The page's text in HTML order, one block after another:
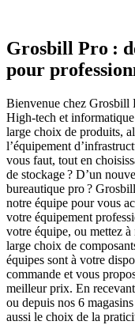
Grosbill Pro :
pour
Bienvenue chez Grosbill
High-tech et
large choix de produits,
l’équipement
vous faut, tout en
de stockage ? D’un
bureautique pro ?
notre équipe pour vous
votre équipement
votre équipe, ou mettez
large choix de
équipes sont à votre
commande et vous
meilleur prix. En
ou depuis nos 6
aussi le choix de la